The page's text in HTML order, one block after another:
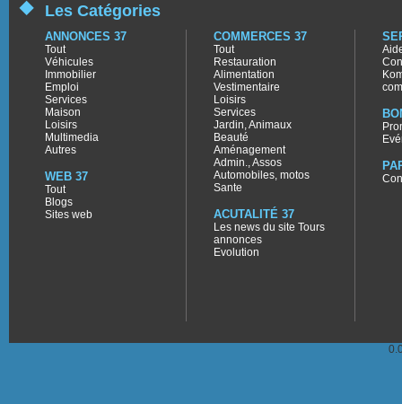
Les Catégories
ANNONCES 37
Tout
Véhicules
Immobilier
Emploi
Services
Maison
Loisirs
Multimedia
Autres
WEB 37
Tout
Blogs
Sites web
COMMERCES 37
Tout
Restauration
Alimentation
Vestimentaire
Loisirs
Services
Jardin, Animaux
Beauté
Aménagement
Admin., Assos
Automobiles, motos
Sante
ACUTALITÉ 37
Les news du site Tours
annonces
Evolution